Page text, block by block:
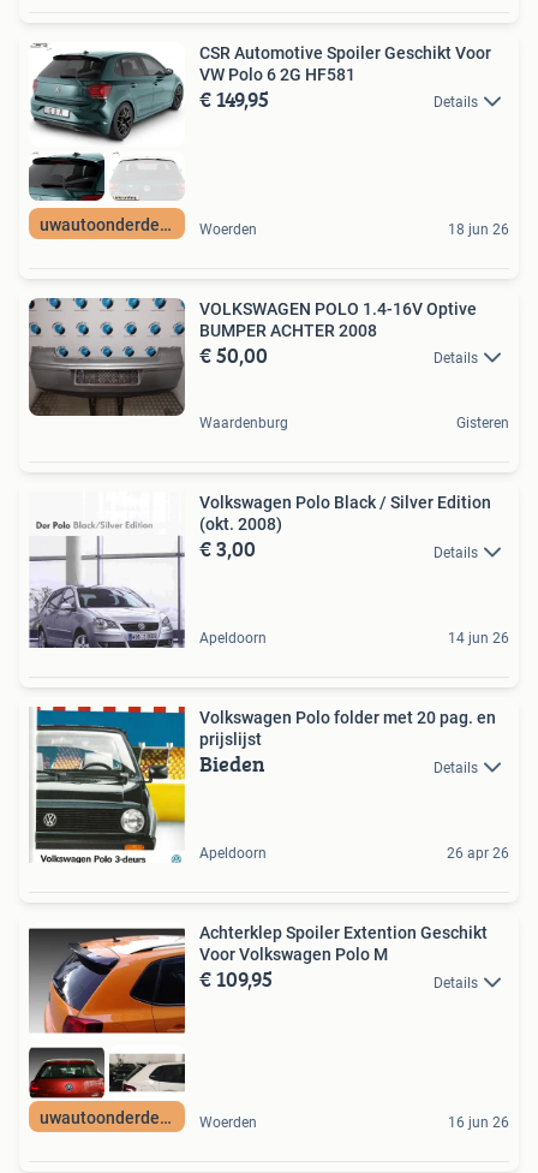
uwautoonderdeel nl
CSR Automotive Spoiler Geschikt Voor
VW Polo 6 2G HF581
€ 149,95 Details
Woerden 18 jun 26
VOLKSWAGEN POLO 1.4-16V Optive
BUMPER ACHTER 2008
€ 50,00 Details
Waardenburg Gisteren
Volkswagen Polo Black / Silver Edition
(okt. 2008)
€ 3,00 Details
Apeldoorn 14 jun 26
Volkswagen Polo folder met 20 pag. en
prijslijst
Bieden Details
Apeldoorn 26 apr 26
uwautoonderdeel nl
Achterklep Spoiler Extention Geschikt
Voor Volkswagen Polo M
€ 109,95 Details
Woerden 16 jun 26